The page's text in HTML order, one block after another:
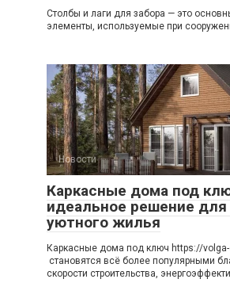
Столбы и лаги для забора — это
элементы, используемые при
Новости
Каркасные дома под
идеальное решение для
уютного жилья
Каркасные дома под ключ https://
становятся всё более популярными
скорости строительства,